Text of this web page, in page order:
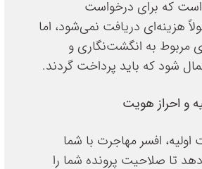
که برای درخواست
هزینه‌ای دریافت نمی‌شود، اما
به انگشت‌نگاری و
شود که باید پرداخت گردند.
افسر مهاجرت با شما
تا صلاحیت پرونده شما را